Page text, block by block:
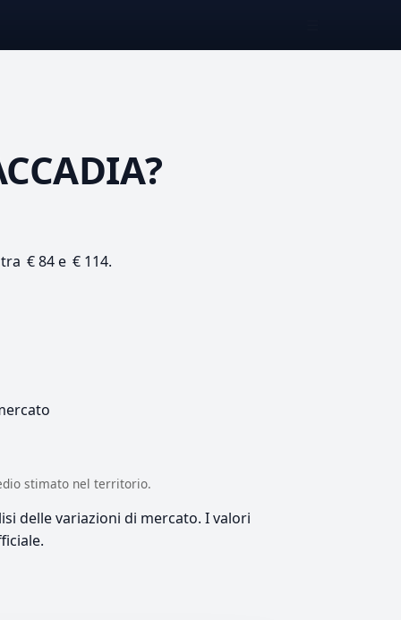
€ 84 e € 114.
stimato nel territorio.
delle variazioni di mercato. I valori